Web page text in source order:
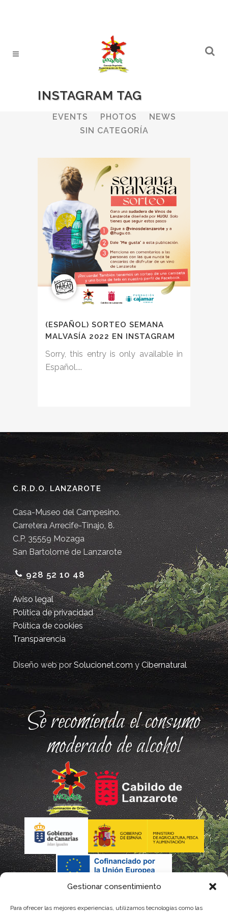
Gestionar consentimiento
Para ofrecer las mejores experiencias, utilizamos tecnologías como las
INSTAGRAM TAG
ALL WINERIES
BULLETIN
EVENTS
PHOTOS
NEWS
SIN CATEGORÍA
(ESPAÑOL) SORTEO SEMANA
MALVASÍA 2022 EN INSTAGRAM
Sorry, this entry is only available in
Español....
C.R.D.O. LANZAROTE
Casa-Museo del Campesino.
Carretera Arrecife-Tinajo, 8.
C.P. 35559 Mozaga
San Bartolomé de Lanzarote
928 52 10 48
Aviso legal
Política de privacidad
Política de cookies
Transparencia
Diseño web porSolucionet.comyCibernatural
Se recomienda el consumo
moderado de alcohol